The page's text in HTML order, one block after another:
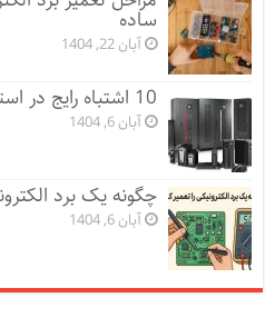
ساده
آبان 22, 1404
10 اشتباه رایج در استفاده از UPS و استابلایزر
آبان 6, 1404
چگونه یک برد
آبان 6, 1404